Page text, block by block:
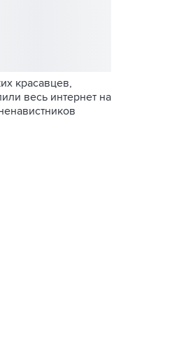
красавцев,
весь интернет на